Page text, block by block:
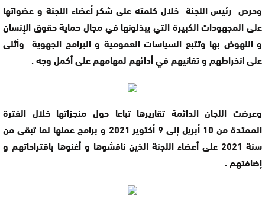
وحرص رئيس اللجنة خلال كلمته على شكر أعضاء اللجنة و عضواتها
على المجهودات الكبيرة التي يبذلونها في مجال حماية حقوق الإنسان
و النهوض بها وتتبع السياسات العمومية و البرامج الجهوية وأثنى
على انخراطهم و تفانيهم في أدائهم لمهامهم على أكمل وجه .
وعرضت اللجان الدائمة تقاريرها تباعا حول منجزاتها خلال الفترة
الممتدة من 10 أبريل إلى 9 أكتوير 2021 و برامج عملها لما تبقى من
سنة 2021 على أعضاء اللجنة الذين ناقشوها و أغنوها باقتراحاتهم و
إضافتهم .